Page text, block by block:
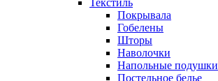
Текстиль
Покрывала
Гобелены
Шторы
Наволочки
Напольные подушки
Постельное белье